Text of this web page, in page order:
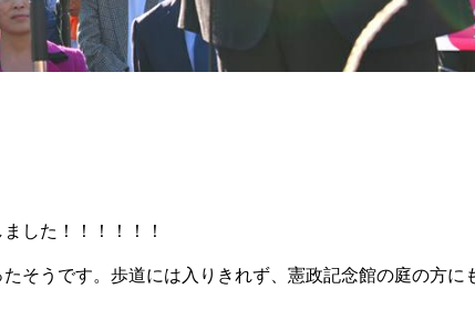
した！！！！！！
そうです。歩道には入りきれず、憲政記念館の庭の方に